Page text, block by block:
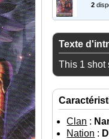
2
Texte
This 1 shot
Clan :
Nation :